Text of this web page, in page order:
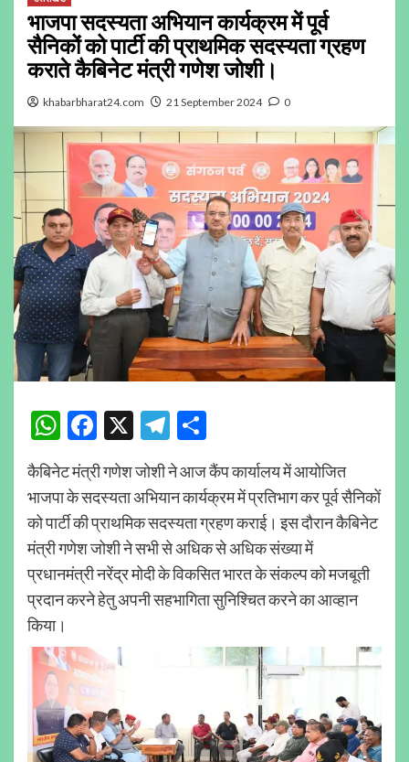
भाजपा सदस्यता अभियान कार्यक्रम में पूर्व
सैनिकों को पार्टी की प्राथमिक सदस्यता ग्रहण
कराते कैबिनेट मंत्री गणेश जोशी।
khabarbharat24.com 21 September 2024 0
WhatsApp
Facebook
X Telegram
कैबिनेट मंत्री गणेश जोशी ने आज कैंप कार्यालय में आयोजित
भाजपा के सदस्यता अभियान कार्यक्रम में प्रतिभाग कर पूर्व सैनिकों
को पार्टी की प्राथमिक सदस्यता ग्रहण कराई। इस दौरान कैबिनेट
मंत्री गणेश जोशी ने सभी से अधिक से अधिक संख्या में
प्रधानमंत्री नरेंद्र मोदी के विकसित भारत के संकल्प को मजबूती
प्रदान करने हेतु अपनी सहभागिता सुनिश्चित करने का आव्हान
किया।